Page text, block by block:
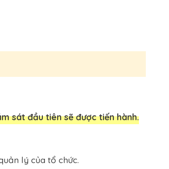
sát đầu tiên sẽ được tiến hành.
lý của tổ chức.